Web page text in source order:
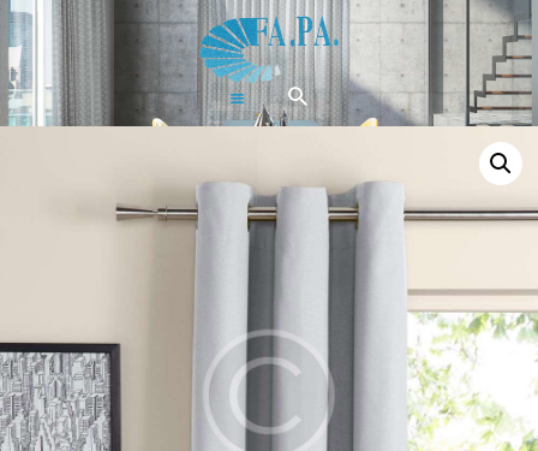
Tende
Pergolati &
Chi Siamo
Contatti